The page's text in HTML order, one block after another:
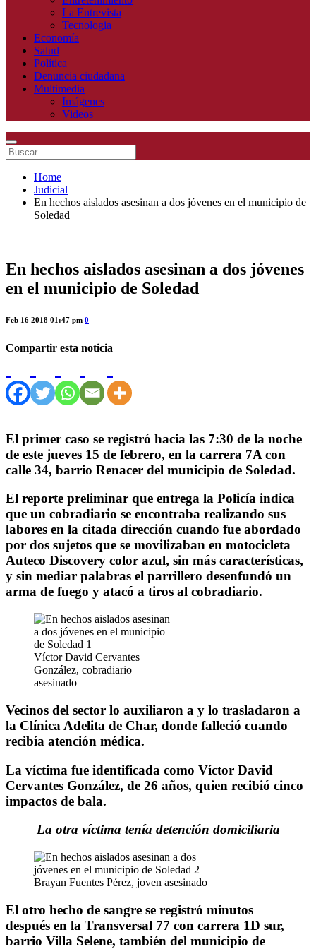
La Entrevista
Tecnologia
Economía
Salud
Política
Denuncia ciudadana
Multimedia
Imágenes
Videos
Home
Judicial
En hechos aislados asesinan a dos jóvenes en el municipio de
Soledad
En hechos aislados asesinan a dos jóvenes
en el municipio de Soledad
Feb 16 2018 01:47 pm 0
Compartir esta noticia
El primer caso se registró hacia las 7:30 de la noche
de este jueves 15 de febrero, en la carrera 7A con
calle 34, barrio Renacer del municipio de Soledad.
El reporte preliminar que entrega la Policía indica
que un cobradiario se encontraba realizando sus
labores en la citada dirección cuando fue abordado
por dos sujetos que se movilizaban en motocicleta
Auteco Discovery color azul, sin más características,
y sin mediar palabras el parrillero desenfundó un
arma de fuego y atacó a tiros al cobradiario.
Víctor David Cervantes
González, cobradiario
asesinado
Vecinos del sector lo auxiliaron a y lo trasladaron a
la Clínica Adelita de Char, donde falleció cuando
recibía atención médica.
La víctima fue identificada como Víctor David
Cervantes González, de 26 años, quien recibió cinco
impactos de bala.
La otra víctima tenía detención domiciliaria
Brayan Fuentes Pérez, joven asesinado
El otro hecho de sangre se registró minutos
después en la Transversal 77 con carrera 1D sur,
barrio Villa Selene, también del municipio de